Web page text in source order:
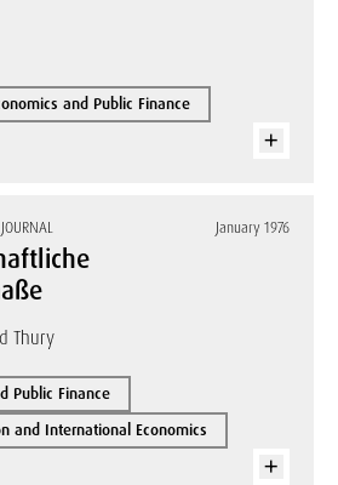
and Public Finance
January 1976
Thury
Public Finance
and International Economics